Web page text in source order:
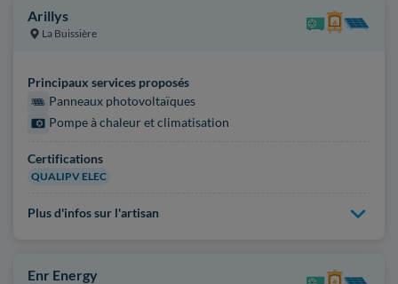
Arillys
La Buissière
Principaux services proposés
Panneaux photovoltaïques
Pompe à chaleur et climatisation
Certifications
QUALIPV ELEC
Plus d'infos sur l'artisan
Enr Energy